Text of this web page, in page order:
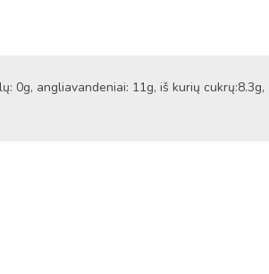
0g, angliavandeniai: 11g, iš kurių cukrų:8.3g,